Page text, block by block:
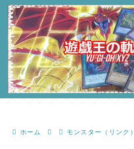
ホーム モンスター（リンク）